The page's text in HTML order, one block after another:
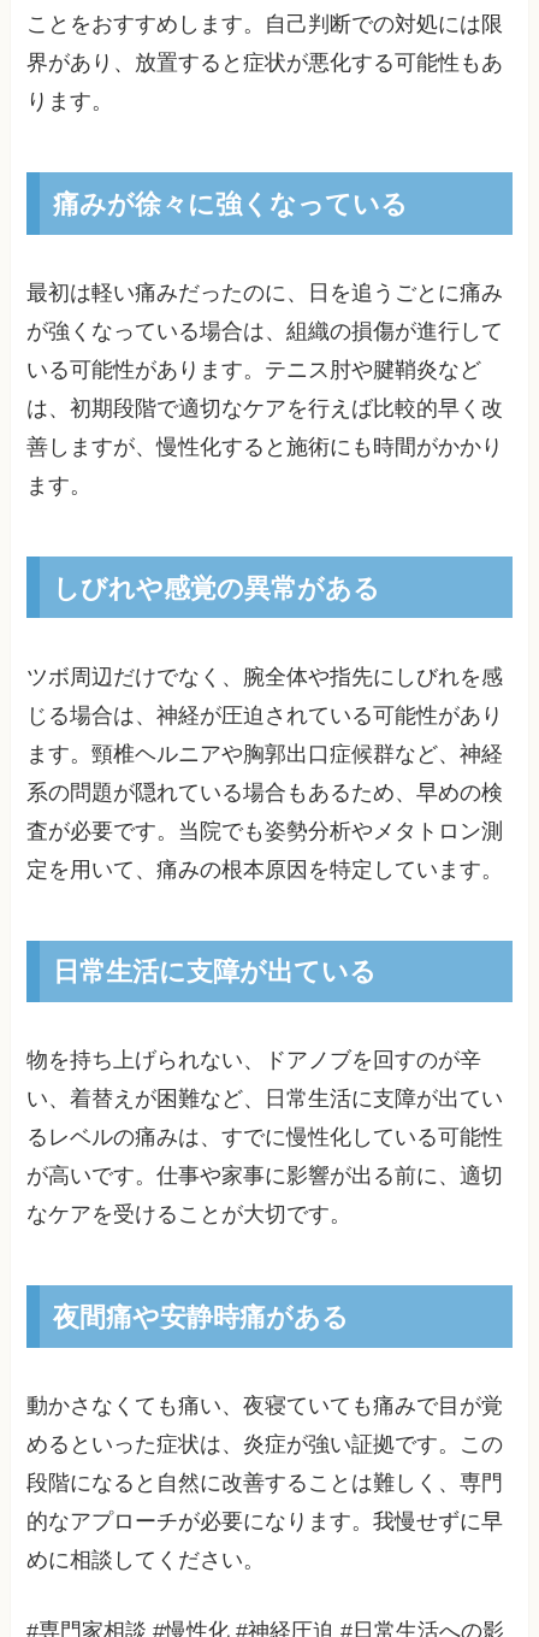
ことをおすすめします。自己判断での対処には限
界があり、放置すると症状が悪化する可能性もあ
ります。
痛みが徐々に強くなっている
最初は軽い痛みだったのに、日を追うごとに痛み
が強くなっている場合は、組織の損傷が進行して
いる可能性があります。テニス肘や腱鞘炎など
は、初期段階で適切なケアを行えば比較的早く改
善しますが、慢性化すると施術にも時間がかかり
ます。
しびれや感覚の異常がある
ツボ周辺だけでなく、腕全体や指先にしびれを感
じる場合は、神経が圧迫されている可能性があり
ます。頸椎ヘルニアや胸郭出口症候群など、神経
系の問題が隠れている場合もあるため、早めの検
査が必要です。当院でも姿勢分析やメタトロン測
定を用いて、痛みの根本原因を特定しています。
日常生活に支障が出ている
物を持ち上げられない、ドアノブを回すのが辛
い、着替えが困難など、日常生活に支障が出てい
るレベルの痛みは、すでに慢性化している可能性
が高いです。仕事や家事に影響が出る前に、適切
なケアを受けることが大切です。
夜間痛や安静時痛がある
動かさなくても痛い、夜寝ていても痛みで目が覚
めるといった症状は、炎症が強い証拠です。この
段階になると自然に改善することは難しく、専門
的なアプローチが必要になります。我慢せずに早
めに相談してください。
#専門家相談 #慢性化 #神経圧迫 #日常生活への影